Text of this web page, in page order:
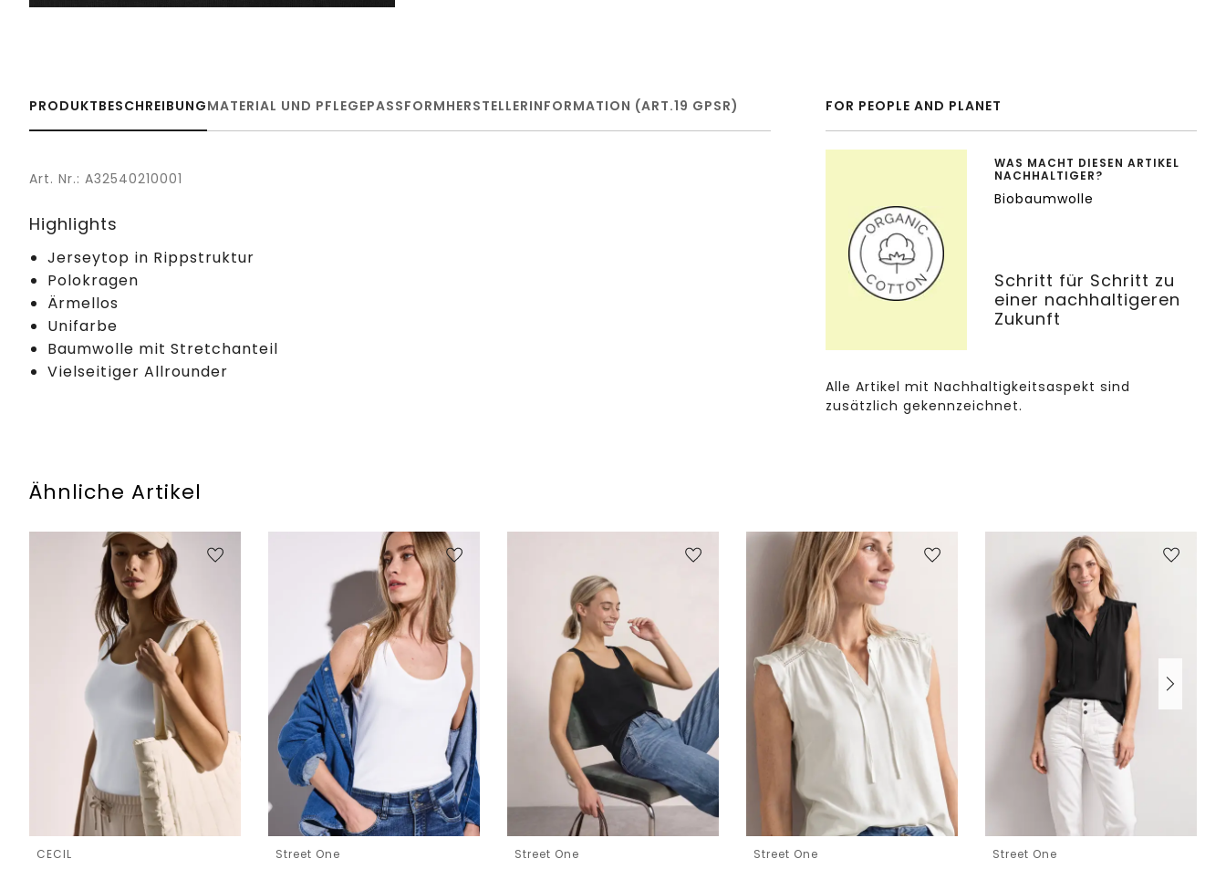
PRODUKTBESCHREIBUNGMATERIAL UND PFLEGEPASSFORMHERSTELLERINFORMATION (ART.19 GPSR)
Art. Nr.: A32540210001
Highlights
Jerseytop in Rippstruktur
Polokragen
Ärmellos
Unifarbe
Baumwolle mit Stretchanteil
Vielseitiger Allrounder
FOR PEOPLE AND PLANET
WAS MACHT DIESEN ARTIKEL
NACHHALTIGER?
Biobaumwolle
Schritt für Schritt zu
einer nachhaltigeren
Zukunft
Alle Artikel mit Nachhaltigkeitsaspekt sind
zusätzlich gekennzeichnet.
Ähnliche Artikel
CECIL Street One Street One Street One Street One